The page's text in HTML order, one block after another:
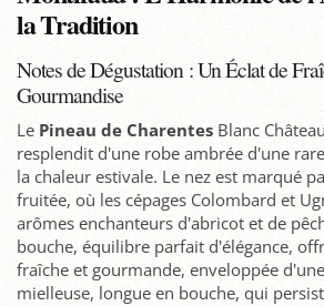
la Tradition
Notes de Dégustation : Un Éclat de
Gourmandise
Le Pineau de Charentes Blanc Château
resplendit d'une robe ambrée d'une
la chaleur estivale. Le nez est marqué
fruitée, où les cépages Colombard et
arômes enchanteurs d'abricot et de
bouche, équilibre parfait d'élégance,
fraîche et gourmande, enveloppée
mielleuse, longue en bouche, qui